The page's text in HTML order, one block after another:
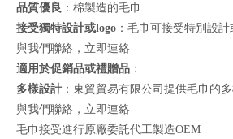
品質優良 ：棉製造的毛巾
接受獨特設計或logo ：毛巾可接受特別設
與我們聯絡， 立即連絡
適用於促銷品或禮贈品 ：
多樣設計 ：東貿貿易有限公司提供毛巾的
與我們聯絡， 立即連絡
毛巾接受進行原廠委託代工製造OEM